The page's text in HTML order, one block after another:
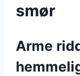
smør
Arme